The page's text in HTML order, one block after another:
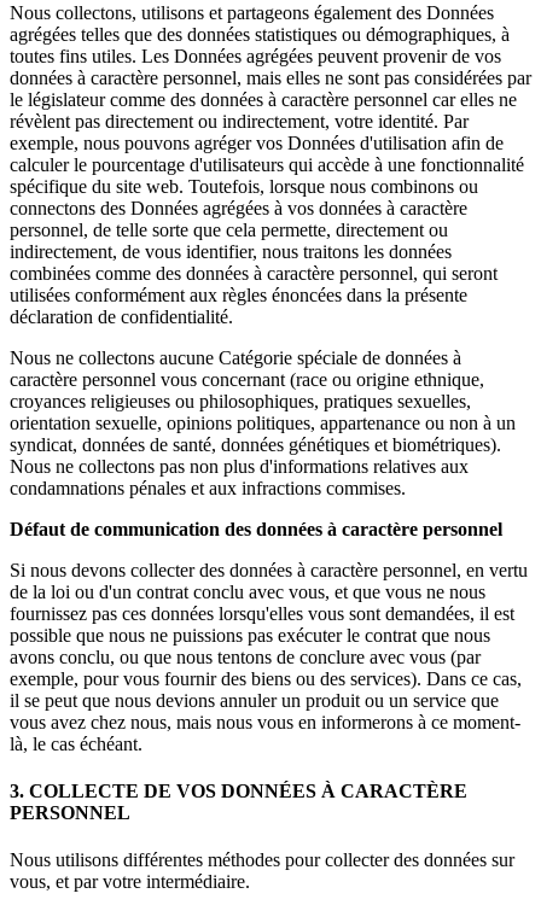
Nous collectons, utilisons et partageons également des Données
agrégées telles que des données statistiques ou démographiques, à
toutes fins utiles. Les Données agrégées peuvent provenir de vos
données à caractère personnel, mais elles ne sont pas considérées par
le législateur comme des données à caractère personnel car elles ne
révèlent pas directement ou indirectement, votre identité. Par
exemple, nous pouvons agréger vos Données d'utilisation afin de
calculer le pourcentage d'utilisateurs qui accède à une fonctionnalité
spécifique du site web. Toutefois, lorsque nous combinons ou
connectons des Données agrégées à vos données à caractère
personnel, de telle sorte que cela permette, directement ou
indirectement, de vous identifier, nous traitons les données
combinées comme des données à caractère personnel, qui seront
utilisées conformément aux règles énoncées dans la présente
déclaration de confidentialité.
Nous ne collectons aucune Catégorie spéciale de données à
caractère personnel vous concernant (race ou origine ethnique,
croyances religieuses ou philosophiques, pratiques sexuelles,
orientation sexuelle, opinions politiques, appartenance ou non à un
syndicat, données de santé, données génétiques et biométriques).
Nous ne collectons pas non plus d'informations relatives aux
condamnations pénales et aux infractions commises.
Défaut de communication des données à caractère personnel
Si nous devons collecter des données à caractère personnel, en vertu
de la loi ou d'un contrat conclu avec vous, et que vous ne nous
fournissez pas ces données lorsqu'elles vous sont demandées, il est
possible que nous ne puissions pas exécuter le contrat que nous
avons conclu, ou que nous tentons de conclure avec vous (par
exemple, pour vous fournir des biens ou des services). Dans ce cas,
il se peut que nous devions annuler un produit ou un service que
vous avez chez nous, mais nous vous en informerons à ce moment-
là, le cas échéant.
3. COLLECTE DE VOS DONNÉES À CARACTÈRE
PERSONNEL
Nous utilisons différentes méthodes pour collecter des données sur
vous, et par votre intermédiaire.